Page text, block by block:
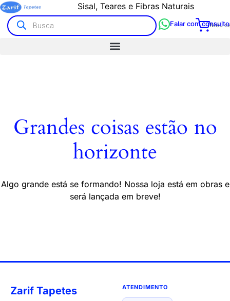
Sisal, Teares e Fibras Naturais
Meu
Falar com
Grandes coisas estão no
horizonte
Algo grande está se formando! Nossa loja está em obras e
será lançada em breve!
Zarif Tapetes ATENDIMENTO